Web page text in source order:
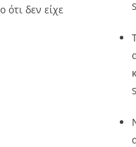
δεν είχε